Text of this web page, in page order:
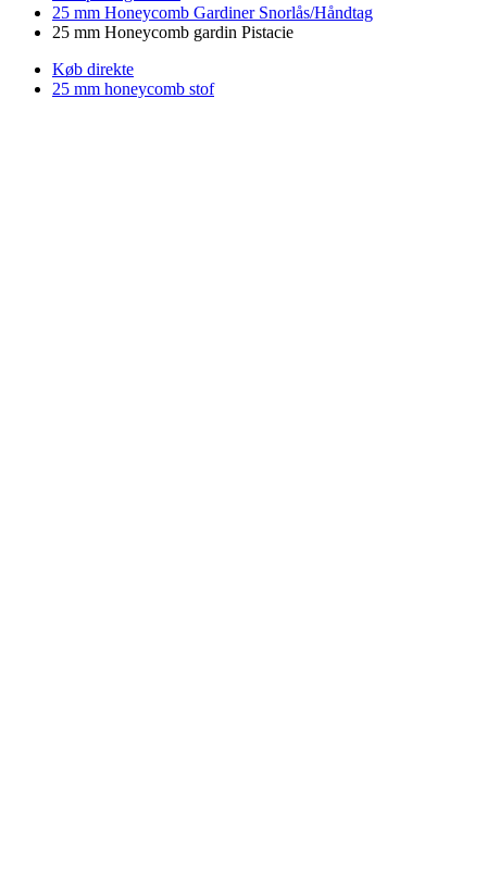
25 mm Honeycomb Gardiner Snorlås/Håndtag
25 mm Honeycomb gardin Pistacie
Køb direkte
25 mm honeycomb stof